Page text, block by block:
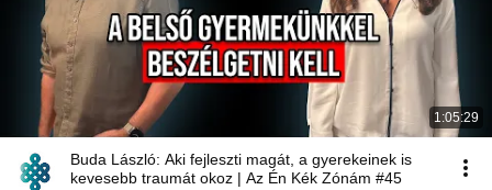
1:05:29
Buda László: Aki fejleszti magát, a gyerekeinek is
kevesebb traumát okoz | Az Én Kék Zónám #45